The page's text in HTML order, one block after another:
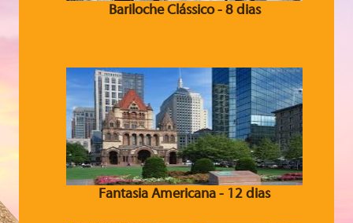
Bariloche Clássico - 8 dias
Fantasia Americana - 12 dias